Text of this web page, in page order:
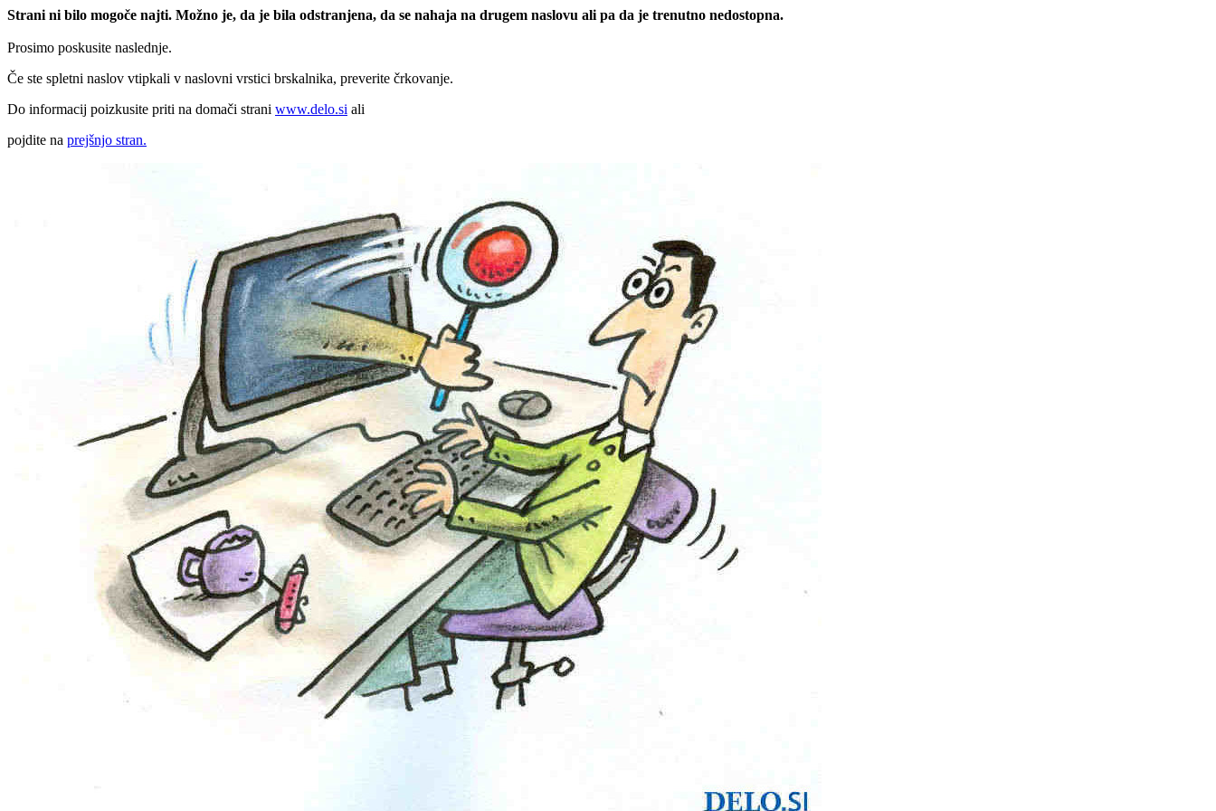
Strani ni bilo mogoče najti. Možno je, da je bila odstranjena, da se nahaja na drugem naslovu ali pa da je trenutno nedostopna.
Prosimo poskusite naslednje.
Če ste spletni naslov vtipkali v naslovni vrstici brskalnika, preverite črkovanje.
Do informacij poizkusite priti na domači strani www.delo.si ali
pojdite na prejšnjo stran.